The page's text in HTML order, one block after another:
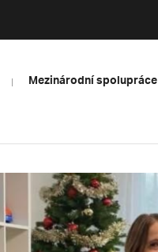
Mezinárodní spolupráce